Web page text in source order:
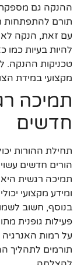
ההנקה גם מספקת
תורם להתפתחות
עם זאת, הנקה לא
להיות בעיות כמו
טכניקות ההנקה.
מקצועי במידת
תמיכה
חדשים
תחילת ההורות
הורים חדשים
תמיכה רגשית היא
ומידע מקצועי
בנוסף, חשוב
פעילות גופנית
על רמות
תורמים לתהליך